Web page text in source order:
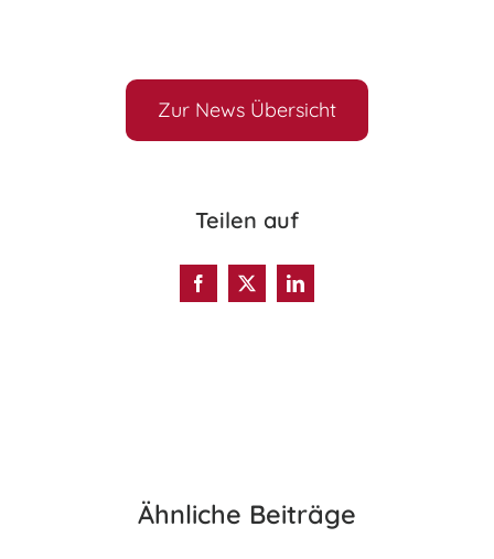
Zur News Übersicht
Teilen auf
Ähnliche Beiträge